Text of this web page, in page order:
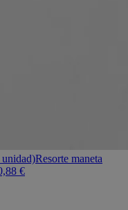
Resorte maneta
€